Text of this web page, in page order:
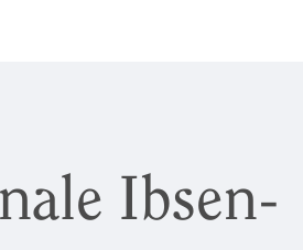
Ibsen-